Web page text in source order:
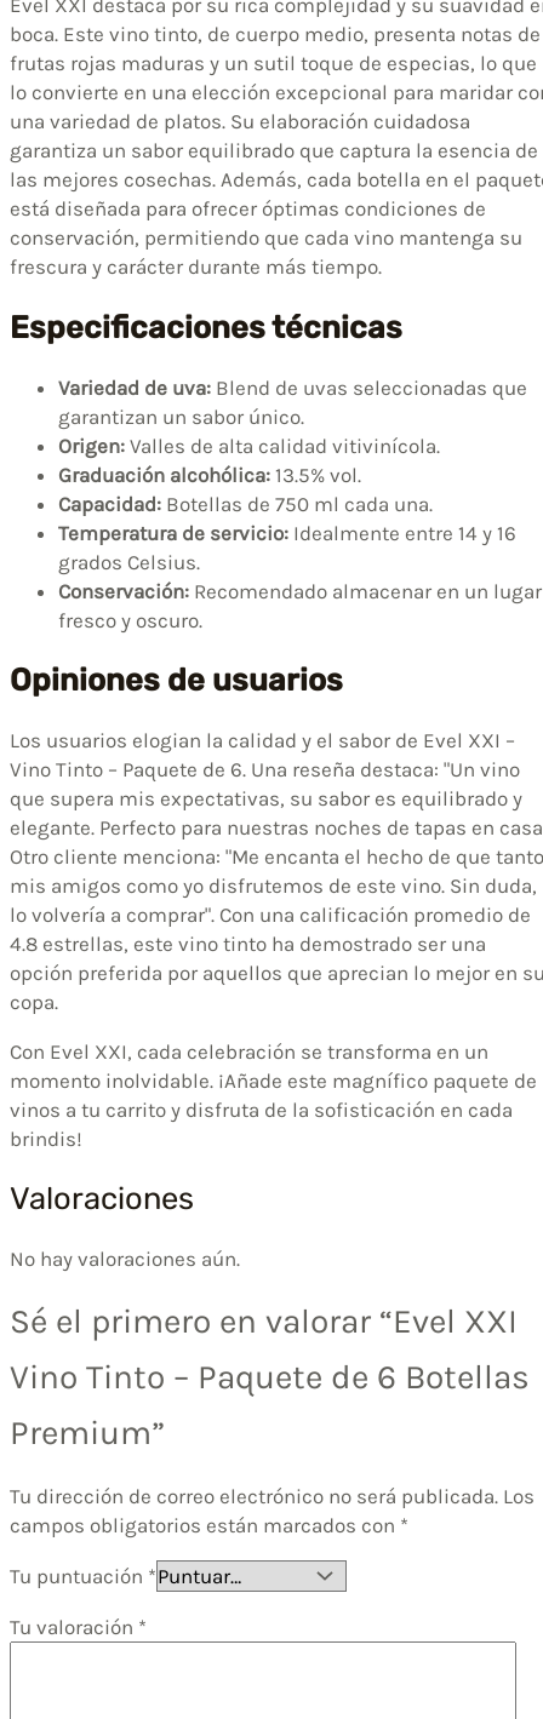
Evel XXI destaca por su rica complejidad y su suavidad
boca. Este vino tinto, de cuerpo medio, presenta notas de
frutas rojas maduras y un sutil toque de especias, lo que
lo convierte en una elección excepcional para maridar
una variedad de platos. Su elaboración cuidadosa
garantiza un sabor equilibrado que captura la esencia de
las mejores cosechas. Además, cada botella en el
está diseñada para ofrecer óptimas condiciones de
conservación, permitiendo que cada vino mantenga su
frescura y carácter durante más tiempo.
Especificaciones técnicas
Variedad de uva: Blend de uvas seleccionadas que
garantizan un sabor único.
Origen: Valles de alta calidad vitivinícola.
Graduación alcohólica: 13.5% vol.
Capacidad: Botellas de 750 ml cada una.
Temperatura de servicio: Idealmente entre 14 y 16
grados Celsius.
Conservación: Recomendado almacenar en un lugar
fresco y oscuro.
Opiniones de usuarios
Los usuarios elogian la calidad y el sabor de Evel XXI –
Vino Tinto – Paquete de 6. Una reseña destaca: "Un vino
que supera mis expectativas, su sabor es equilibrado y
elegante. Perfecto para nuestras noches de tapas en
Otro cliente menciona: "Me encanta el hecho de que tanto
mis amigos como yo disfrutemos de este vino. Sin duda,
lo volvería a comprar". Con una calificación promedio de
4.8 estrellas, este vino tinto ha demostrado ser una
opción preferida por aquellos que aprecian lo mejor en
copa.
Con Evel XXI, cada celebración se transforma en un
momento inolvidable. ¡Añade este magnífico paquete de
vinos a tu carrito y disfruta de la sofisticación en cada
brindis!
Valoraciones
No hay valoraciones aún.
Sé el primero en valorar “Evel XXI
Vino Tinto – Paquete de 6 Botellas
Premium”
Tu dirección de correo electrónico no será publicada. Los
campos obligatorios están marcados con *
Tu puntuación *
Tu valoración *